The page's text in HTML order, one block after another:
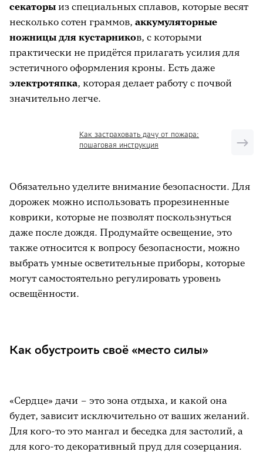
секаторы из специальных сплавов, которые весят
несколько сотен граммов, аккумуляторные
ножницы для кустарников, с которыми
практически не придётся прилагать усилия для
эстетичного оформления кроны. Есть даже
электротяпка, которая делает работу с почвой
значительно легче.
Как застраховать дачу от пожара:
пошаговая инструкция
Обязательно уделите внимание безопасности. Для
дорожек можно использовать прорезиненные
коврики, которые не позволят поскользнуться
даже после дождя. Продумайте освещение, это
также относится к вопросу безопасности, можно
выбрать умные осветительные приборы, которые
могут самостоятельно регулировать уровень
освещённости.
Как обустроить своё «место силы»
«Сердце» дачи – это зона отдыха, и какой она
будет, зависит исключительно от ваших желаний.
Для кого-то это мангал и беседка для застолий, а
для кого-то декоративный пруд для созерцания.